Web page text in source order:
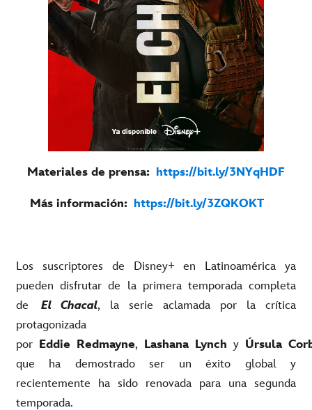
Materiales de prensa: https://bit.ly/3NYqHDF
Más información: https://bit.ly/3ZQKOKT
Los suscriptores de Disney+ en Latinoamérica ya
pueden disfrutar de la primera temporada completa
de
El Chacal, la serie aclamada por la crítica
protagonizada
por Eddie Redmayne, Lashana Lynch y Úrsula
que ha demostrado ser un éxito global y
recientemente ha sido renovada para una segunda
temporada.